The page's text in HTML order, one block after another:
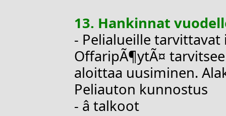
13. Hankinnat
- Pelialueille
OffaripÃ¶ytÃ¤
aloittaa uusiminen.
Peliauton kunnostus
- â talkoot